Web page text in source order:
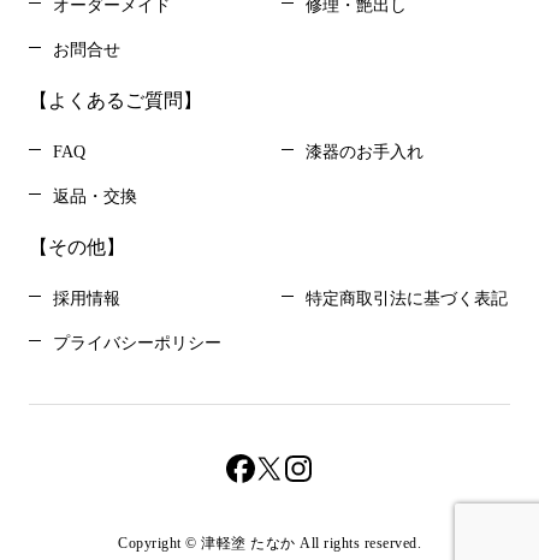
オーダーメイド 修理・艶出し
お問合せ
【よくあるご質問】
FAQ 漆器のお手入れ
返品・交換
【その他】
採用情報 特定商取引法に基づく表記
プライバシーポリシー
Copyright © 津軽塗 たなか All rights reserved.